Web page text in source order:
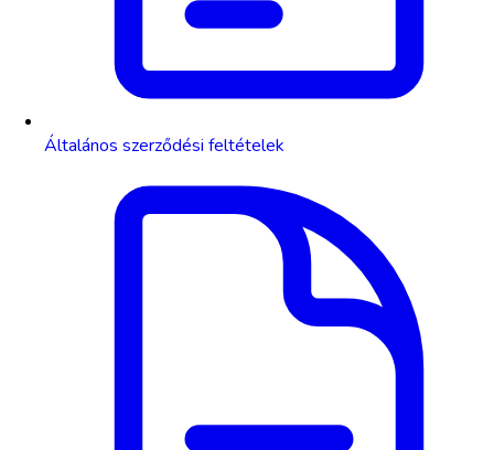
Általános szerződési feltételek